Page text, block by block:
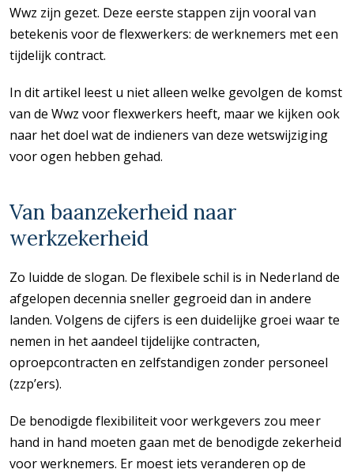
Wwz zijn gezet. Deze eerste stappen zijn vooral van
betekenis voor de flexwerkers: de werknemers met een
tijdelijk contract.
In dit artikel leest u niet alleen welke gevolgen de komst
van de Wwz voor flexwerkers heeft, maar we kijken ook
naar het doel wat de indieners van deze wetswijziging
voor ogen hebben gehad.
Van baanzekerheid naar
werkzekerheid
Zo luidde de slogan. De flexibele schil is in Nederland de
afgelopen decennia sneller gegroeid dan in andere
landen. Volgens de cijfers is een duidelijke groei waar te
nemen in het aandeel tijdelijke contracten,
oproepcontracten en zelfstandigen zonder personeel
(zzp’ers).
De benodigde flexibiliteit voor werkgevers zou meer
hand in hand moeten gaan met de benodigde zekerheid
voor werknemers. Er moest iets veranderen op de